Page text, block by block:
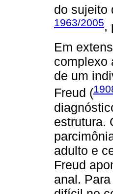
do sujeito
1963/2005,
Em
complexo
de um
Freud (
estrutura.
adulto e
Freud
anal.